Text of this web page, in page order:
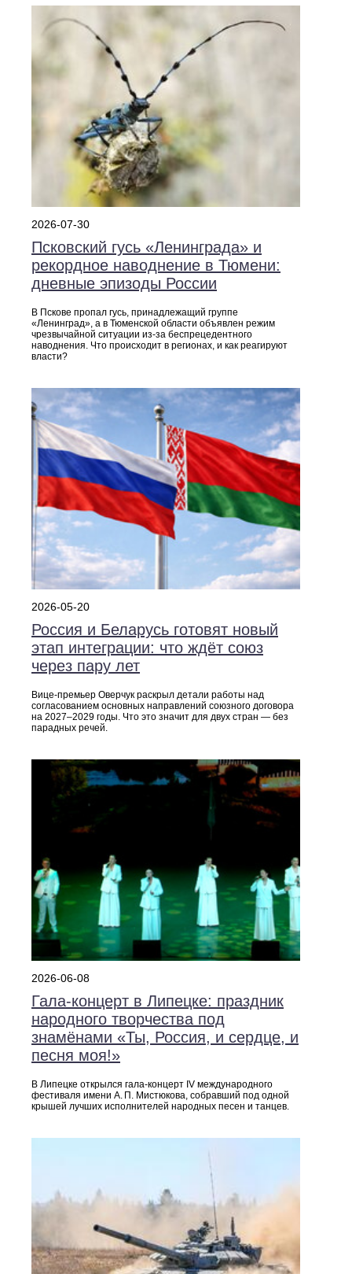
2026-07-30
Псковский гусь «Ленинграда» и
рекордное наводнение в Тюмени:
дневные эпизоды России
В Пскове пропал гусь, принадлежащий группе
«Ленинград», а в Тюменской области объявлен режим
чрезвычайной ситуации из‑за беспрецедентного
наводнения. Что происходит в регионах, и как реагируют
власти?
2026-05-20
Россия и Беларусь готовят новый
этап интеграции: что ждёт союз
через пару лет
Вице-премьер Оверчук раскрыл детали работы над
согласованием основных направлений союзного договора
на 2027–2029 годы. Что это значит для двух стран — без
парадных речей.
2026-06-08
Гала-концерт в Липецке: праздник
народного творчества под
знамёнами «Ты, Россия, и сердце, и
песня моя!»
В Липецке открылся гала-концерт IV международного
фестиваля имени А. П. Мистюкова, собравший под одной
крышей лучших исполнителей народных песен и танцев.